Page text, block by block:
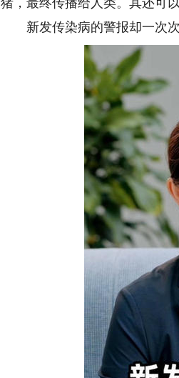
猪，最终传播给人类。其还可
新发传染病的警报却一次次